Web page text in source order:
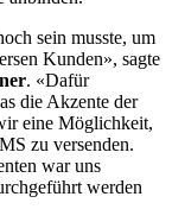
sein musste, um
Kunden», sagte
. «Dafür
die Akzente der
eine Möglichkeit,
zu versenden.
war uns
werden